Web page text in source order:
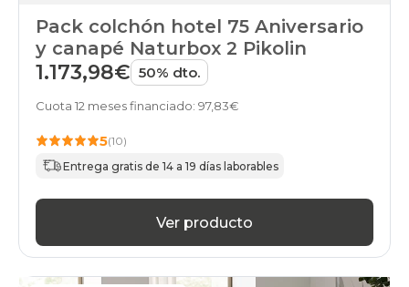
Pack colchón hotel 75 Aniversario
y canapé Naturbox 2 Pikolin
1.173,98€ 50% dto.
Cuota 12 meses financiado: 97,83€
5(10)
Entrega gratis de 14 a 19 días laborables
Ver producto